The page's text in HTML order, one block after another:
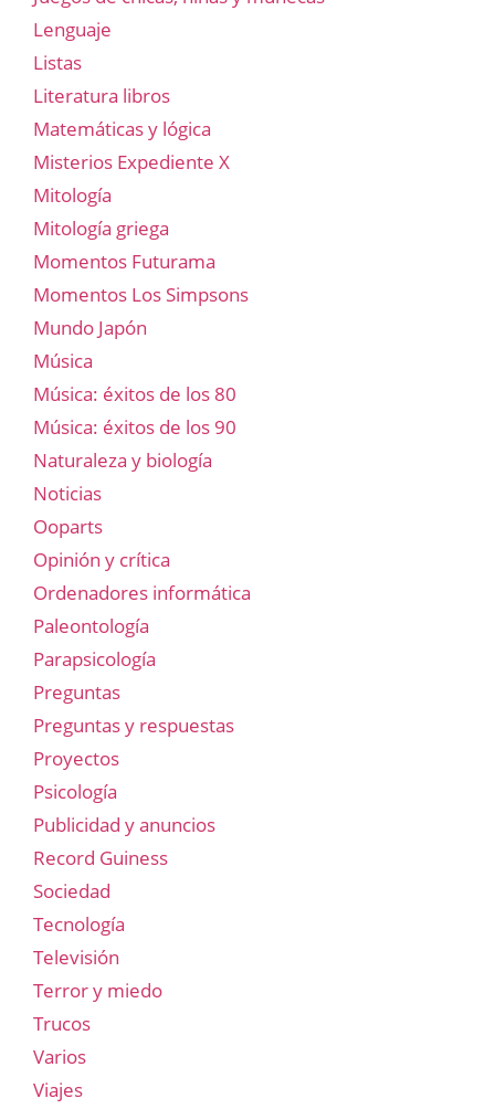
Lenguaje
Listas
Literatura libros
Matemáticas y lógica
Misterios Expediente X
Mitología
Mitología griega
Momentos Futurama
Momentos Los Simpsons
Mundo Japón
Música
Música: éxitos de los 80
Música: éxitos de los 90
Naturaleza y biología
Noticias
Ooparts
Opinión y crítica
Ordenadores informática
Paleontología
Parapsicología
Preguntas
Preguntas y respuestas
Proyectos
Psicología
Publicidad y anuncios
Record Guiness
Sociedad
Tecnología
Televisión
Terror y miedo
Trucos
Varios
Viajes